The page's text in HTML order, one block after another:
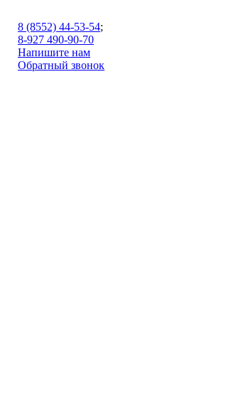
8 (8552) 44-53-54;
8-927 490-90-70
Напишите нам
Обратный звонок